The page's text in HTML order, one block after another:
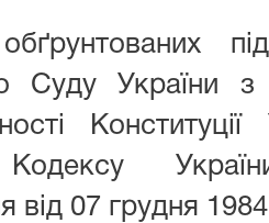
Суду України
Конституції
від 07 грудня